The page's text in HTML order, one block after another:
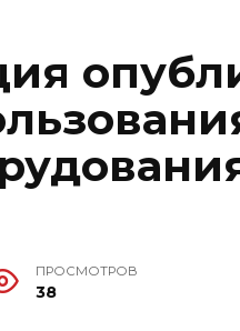
ПРОСМОТРОВ
38